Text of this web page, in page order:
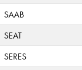
SAAB
SEAT
SERES